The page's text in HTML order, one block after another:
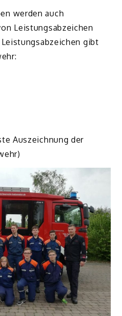
werden auch
Leistungsabzeichen
gibt
Auszeichnung der